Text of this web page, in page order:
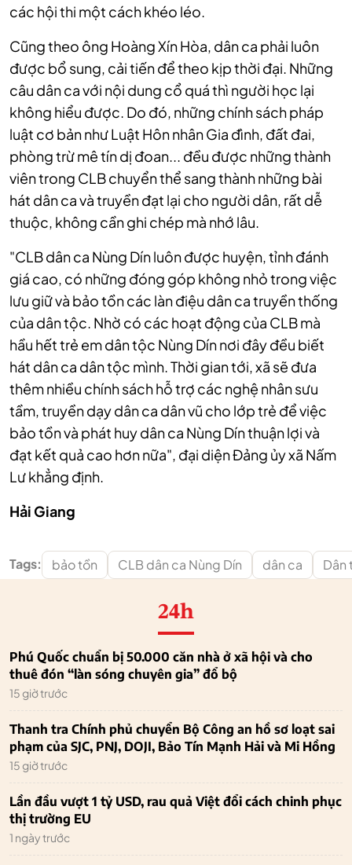
các hội thi một cách khéo léo.
Cũng theo ông Hoàng Xín Hòa, dân ca phải luôn
được bổ sung, cải tiến để theo kịp thời đại. Những
câu dân ca với nội dung cổ quá thì người học lại
không hiểu được. Do đó, những chính sách pháp
luật cơ bản như Luật Hôn nhân Gia đình, đất đai,
phòng trừ mê tín dị đoan... đều được những thành
viên trong CLB chuyển thể sang thành những bài
hát dân ca và truyền đạt lại cho người dân, rất dễ
thuộc, không cần ghi chép mà nhớ lâu.
"CLB dân ca Nùng Dín luôn được huyện, tỉnh đánh
giá cao, có những đóng góp không nhỏ trong việc
lưu giữ và bảo tồn các làn điệu dân ca truyền thống
của dân tộc. Nhờ có các hoạt động của CLB mà
hầu hết trẻ em dân tộc Nùng Dín nơi đây đều biết
hát dân ca dân tộc mình. Thời gian tới, xã sẽ đưa
thêm nhiều chính sách hỗ trợ các nghệ nhân sưu
tầm, truyền dạy dân ca dân vũ cho lớp trẻ để việc
bảo tồn và phát huy dân ca Nùng Dín thuận lợi và
đạt kết quả cao hơn nữa", đại diện Đảng ủy xã Nấm
Lư khẳng định.
Hải Giang
Tags: bảo tồn CLB dân ca Nùng Dín dân ca Dân
24h
Phú Quốc chuẩn bị 50.000 căn nhà ở xã hội và cho
thuê đón “làn sóng chuyên gia” đổ bộ
15 giờ trước
Thanh tra Chính phủ chuyển Bộ Công an hồ sơ loạt sai
phạm của SJC, PNJ, DOJI, Bảo Tín Mạnh Hải và Mi Hồng
15 giờ trước
Lần đầu vượt 1 tỷ USD, rau quả Việt đổi cách chinh phục
thị trường EU
1 ngày trước